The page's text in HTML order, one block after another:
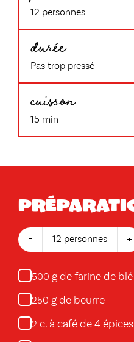
12 personnes
durée
Pas trop pressé
cuisson
15 min
- 12 personnes +
500 g de farine de
250 g de beurre
2 c. à café de 4 épices